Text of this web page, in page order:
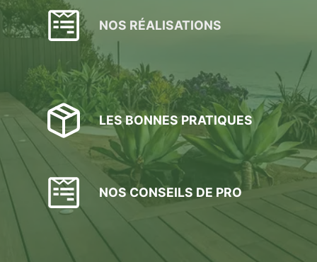
NOS RÉALISATIONS
LES BONNES PRATIQUES
NOS CONSEILS DE PRO